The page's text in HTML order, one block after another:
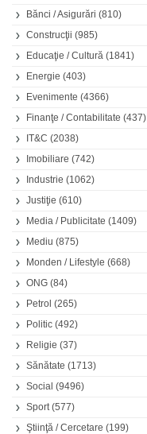
Bănci / Asigurări (810)
Construcţii (985)
Educaţie / Cultură (1841)
Energie (403)
Evenimente (4366)
Finanţe / Contabilitate (437)
IT&C (2038)
Imobiliare (742)
Industrie (1062)
Justiţie (610)
Media / Publicitate (1409)
Mediu (875)
Monden / Lifestyle (668)
ONG (84)
Petrol (265)
Politic (492)
Religie (37)
Sănătate (1713)
Social (9496)
Sport(577)
Ştiinţă / Cercetare (199)